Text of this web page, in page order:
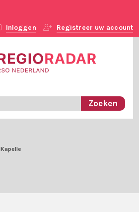
Inloggen Registreer uw account
Kapelle